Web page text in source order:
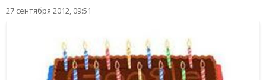
27 сентября 2012, 09:51